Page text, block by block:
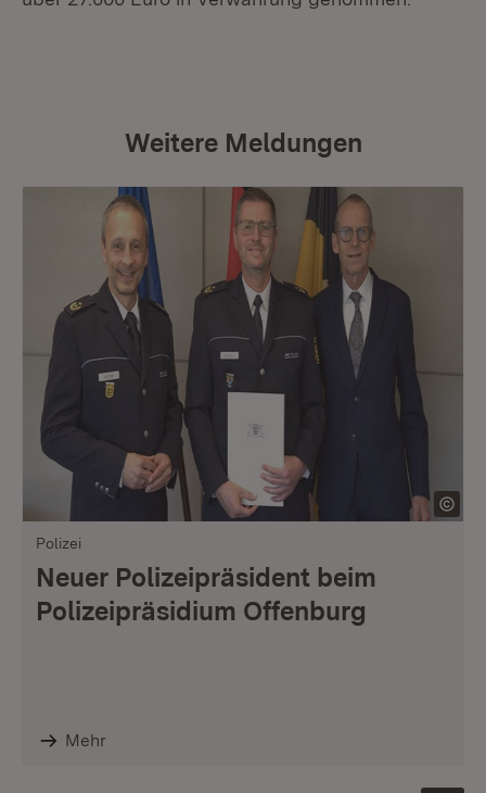
Weitere Meldungen
Polizei
Neuer Polizeipräsident beim
Polizeipräsidium Offenburg
Mehr